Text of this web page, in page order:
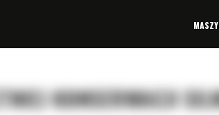
KONSERWACJI